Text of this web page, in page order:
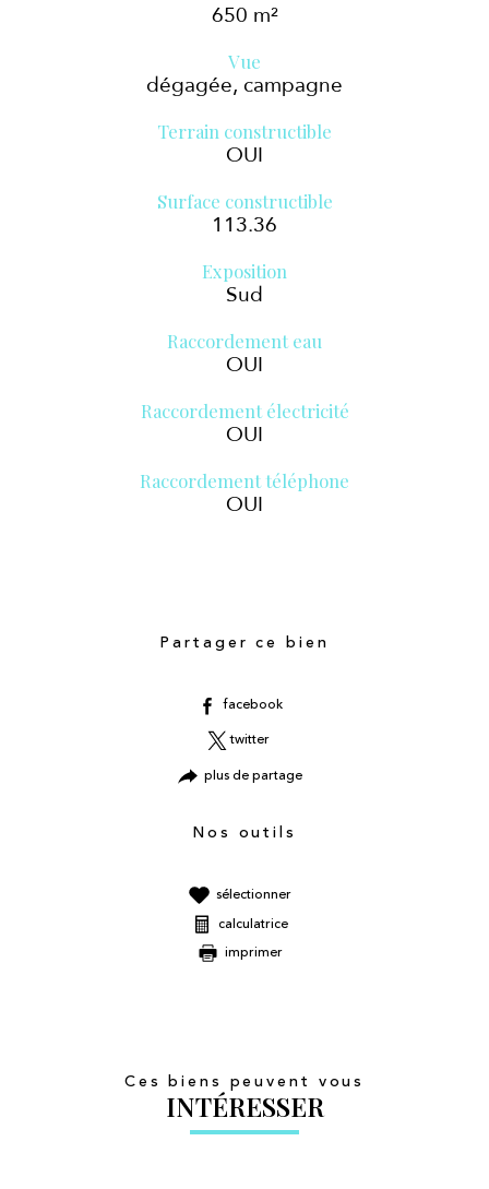
650 m²
Vue
dégagée, campagne
Terrain constructible
OUI
Surface constructible
113.36
Exposition
Sud
Raccordement eau
OUI
Raccordement électricité
OUI
Raccordement téléphone
OUI
Partager ce bien
facebook
twitter
plus de partage
Nos outils
sélectionner
calculatrice
imprimer
Ces biens peuvent vous
INTÉRESSER